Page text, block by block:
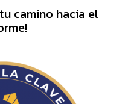
camino hacia el